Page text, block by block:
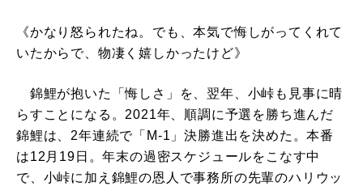
《かなり怒られたね。でも、本気で悔しがってくれて
いたからで、物凄く嬉しかったけど》
錦鯉が抱いた「悔しさ」を、翌年、小峠も見事に晴
らすことになる。2021年、順調に予選を勝ち進んだ
錦鯉は、2年連続で「M-1」決勝進出を決めた。本番
は12月19日。年末の過密スケジュールをこなす中
で、小峠に加え錦鯉の恩人で事務所の先輩のハリウッ